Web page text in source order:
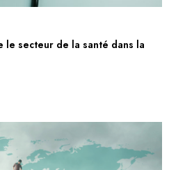
le secteur de la santé dans la